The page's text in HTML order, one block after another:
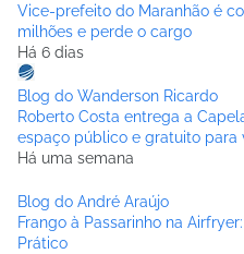
Vice-prefeito do Maranhão é
milhões e perde o cargo
Há 6 dias
Blog do Wanderson Ricardo
Roberto Costa entrega a
espaço público e gratuito para
Há uma semana
Blog do André Araújo
Frango à Passarinho na
Prático